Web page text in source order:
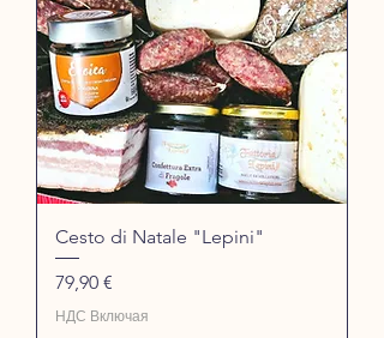
Cesto di Natale "Lepini"
Цена
79,90 €
НДС Включая